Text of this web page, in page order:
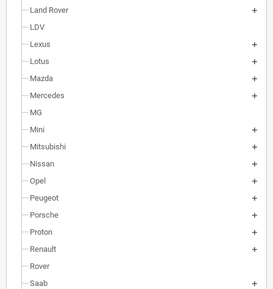
Land Rover
LDV
Lexus
Lotus
Mazda
Mercedes
MG
Mini
Mitsubishi
Nissan
Opel
Peugeot
Porsche
Proton
Renault
Rover
Saab